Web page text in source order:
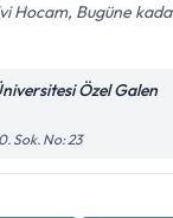
Hocam, Bugüne
Özel Galen
Sok. No: 23